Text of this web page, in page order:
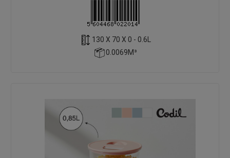
130 X 70 X 0 - 0.6L
0.0069M³